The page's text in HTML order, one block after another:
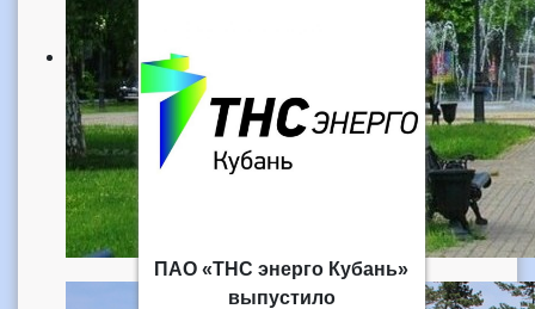
ПАО «ТНС энерго Кубань»
выпустило